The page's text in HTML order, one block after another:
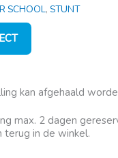
SCHOOL, STUNT
kan afgehaald
max. 2 dagen
terug in de winkel.